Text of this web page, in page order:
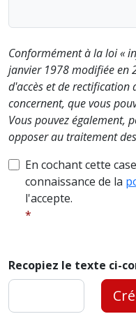
Conformément à la loi «
janvier 1978 modifiée en
d'accès et de
concernent, que vous
Vous pouvez également,
opposer au traitement
En cochant cette
connaissance de la
l'accepte.
Recopiez le texte ci-